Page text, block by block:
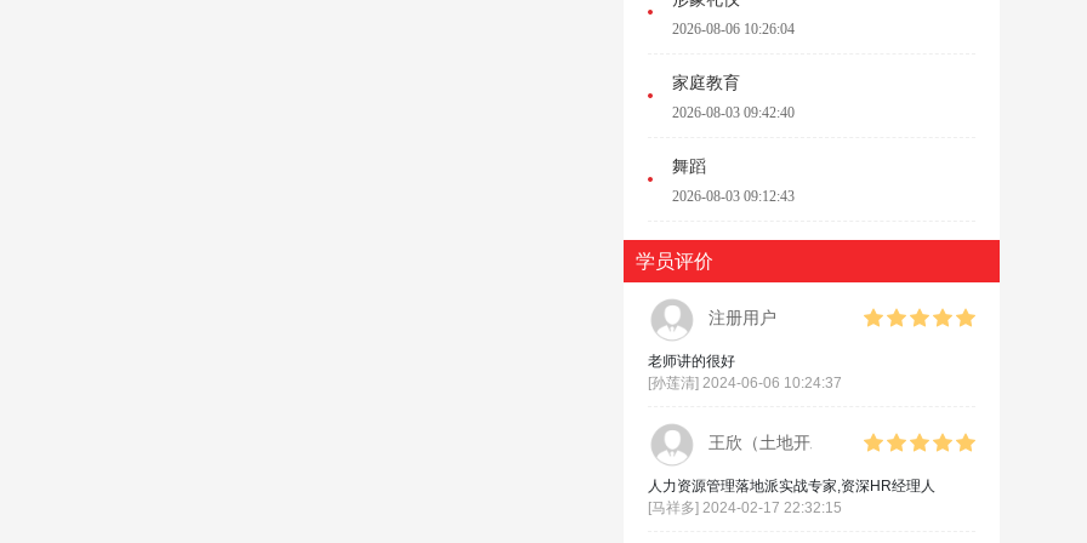
2026-08-06 10:26:04
家庭教育
2026-08-03 09:42:40
舞蹈
2026-08-03 09:12:43
学员评价
注册用户
老师讲的很好
[孙莲清] 2024-06-06 10:24:37
王欣（土地开发利用专家）
人力资源管理落地派实战专家,资深HR经理人
[马祥多] 2024-02-17 22:32:15